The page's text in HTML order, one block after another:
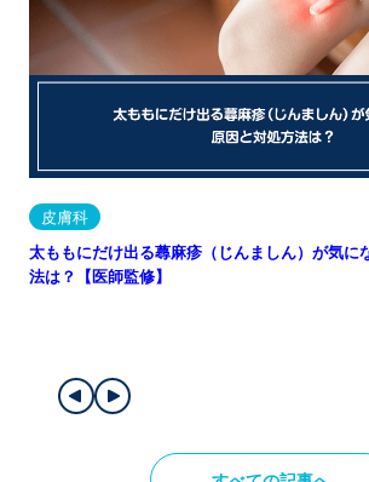
皮膚科
太ももにだけ出る蕁麻疹（じんましん）が気に
法は？【医師監修】